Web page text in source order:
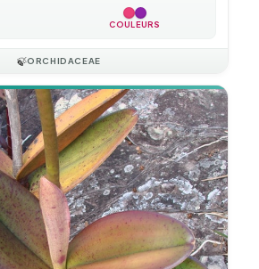
COULEURS
🍃ORCHIDACEAE